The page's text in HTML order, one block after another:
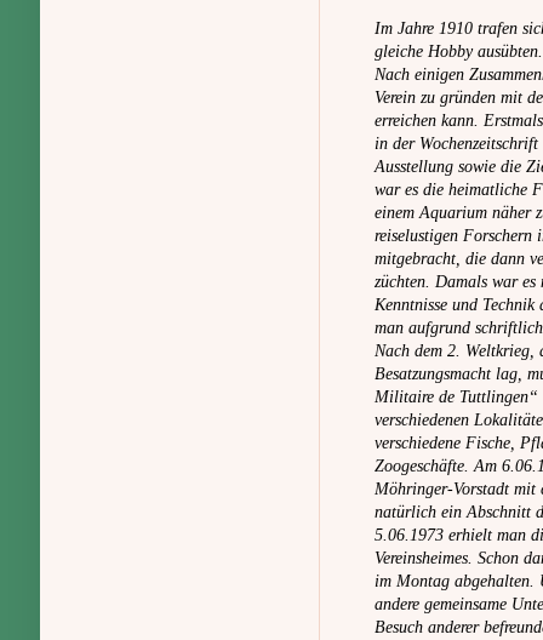
Im Jahre 1910 trafen
gleiche Hobby
Nach einigen
Verein zu gründen mit
erreichen kann.
in der
Ausstellung sowie die
war es die heimatliche
einem Aquarium näher
reiselustigen Forschern
mitgebracht, die dann
züchten. Damals war
Kenntnisse und
man aufgrund
Nach dem 2. Weltkrieg,
Besatzungsmacht lag,
Militaire de Tuttlingen“
verschiedenen
verschiedene Fische,
Zoogeschäfte. Am
Möhringer-Vorstadt mit
natürlich ein Abschnitt
5.06.1973 erhielt man
Vereinsheimes. Schon
im Montag abgehalten.
andere gemeinsame
Besuch anderer